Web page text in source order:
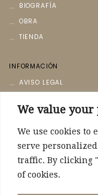
We value your
We use cookies to
serve
traffic. By clicking
of cookies.
BIOGRAFÍA
OBRA
TIENDA
INFORMACIÓN
AVISO LEGAL
POLÍTICA DE COOKIES
CONTACTO
CONTACTO
POLÍTICA DE ENVÍO